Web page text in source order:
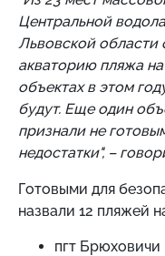
Центральной
Львовской
акваторию пляжа
объектах в этом
будут. Еще один
признали не
недостатки", –
Готовыми для
назвали 12 пляжей
пгт Брюховичи